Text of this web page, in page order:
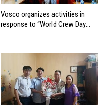
Vosco organizes activities in
response to “World Crew Day